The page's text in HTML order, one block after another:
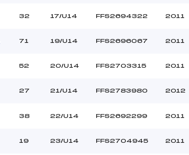
32 17/U14 FFS2694322 2011
71 19/U14 FFS2696067 2011
52 20/U14 FFS2703315 2011
27 21/U14 FFS2783980 2012
38 22/U14 FFS2692299 2011
19 23/U14 FFS2704945 2011